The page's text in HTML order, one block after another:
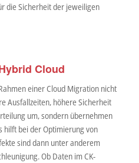
die Sicherheit der jeweiligen
Cloud
einer Cloud Migration nicht
Ausfallzeiten, höhere Sicherheit
um, sondern übernehmen
hilft bei der Optimierung von
sind dann unter anderem
Ob Daten im CK-